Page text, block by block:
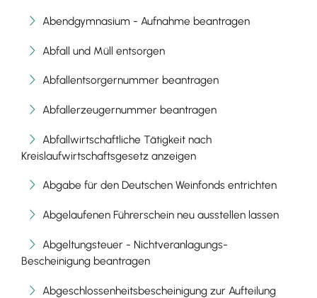
Abendgymnasium - Aufnahme beantragen
Abfall und Müll entsorgen
Abfallentsorgernummer beantragen
Abfallerzeugernummer beantragen
Abfallwirtschaftliche Tätigkeit nach
Kreislaufwirtschaftsgesetz anzeigen
Abgabe für den Deutschen Weinfonds entrichten
Abgelaufenen Führerschein neu ausstellen lassen
Abgeltungsteuer - Nichtveranlagungs-
Bescheinigung beantragen
Abgeschlossenheitsbescheinigung zur Aufteilung